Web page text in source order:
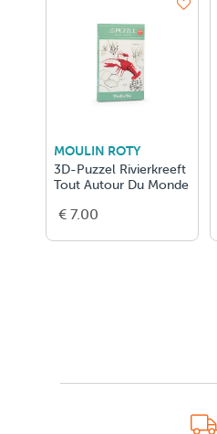
MOULIN ROTY
3D-Puzzel Rivierkreeft
Tout Autour Du Monde
€ 7.00